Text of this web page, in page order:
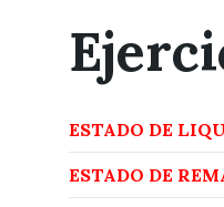
ESTADO DE
ESTADO DE